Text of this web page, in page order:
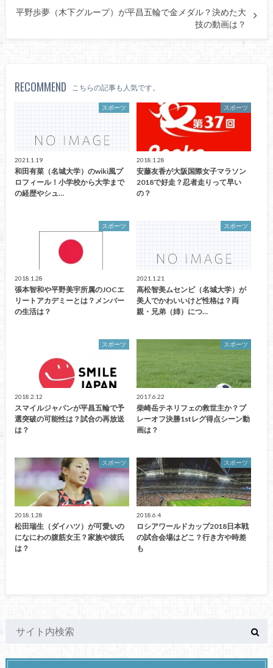
平野歩夢（木下グループ）が平昌五輪で金メダル？決めた大
技の動画は？
RECOMMEND こちらの記事も人気です。
スポーツ
2021.1.19
和田有菜（名城大学）のwiki風プ
ロフィール！小学校から大学まで
の経歴やシュ…
スポーツ
2018.1.28
安藤友香が大阪国際女子マラソン
2018で好走？忍者走りって早い
の？
スポーツ
2018.1.28
張本智和や平野美宇所属のJOCエ
リートアカデミーとは？メンバー
の生活は？
スポーツ
2021.1.21
高松智美ムセンビ（名城大学）が
美人でかわいいけど性格は？両
親・兄弟（姉）につ…
スポーツ
2018.2.12
スマイルジャパンが平昌五輪で予
選突破の可能性は？試合の再放送
は？
スポーツ
2017.6.22
柴崎岳テネリフェの救世主か？プ
レーオフ決勝1stレグ得点シーン動
画は？
スポーツ
2018.1.28
松田瑞生（ダイハツ）が可愛いの
になにわの腹筋女王？家族や彼氏
は？
スポーツ
2018.6.4
ロシアワールドカップ2018日本戦
の試合会場はどこ？行き方や時差
も